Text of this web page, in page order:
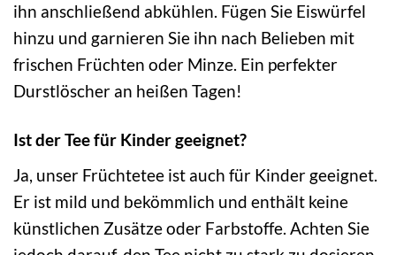
ihn anschließend abkühlen. Fügen Sie Eiswürfel
hinzu und garnieren Sie ihn nach Belieben mit
frischen Früchten oder Minze. Ein perfekter
Durstlöscher an heißen Tagen!
Ist der Tee für Kinder geeignet?
Ja, unser Früchtetee ist auch für Kinder geeignet.
Er ist mild und bekömmlich und enthält keine
künstlichen Zusätze oder Farbstoffe. Achten Sie